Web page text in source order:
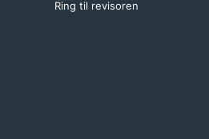
Ring til revisoren